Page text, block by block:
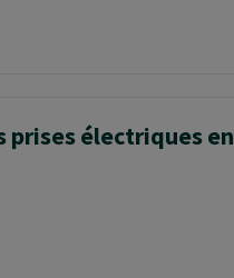
prises électriques en